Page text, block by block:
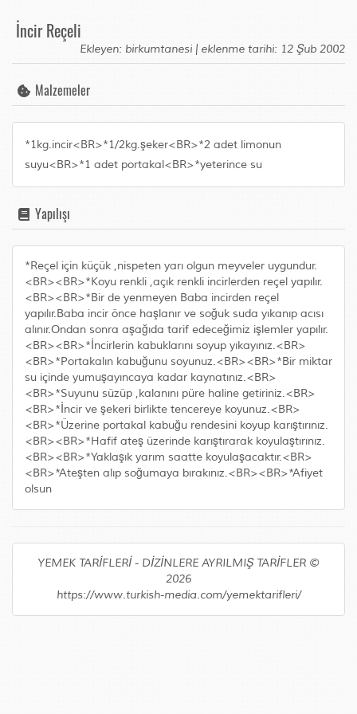
İncir Reçeli
Ekleyen: birkumtanesi | eklenme tarihi: 12 Şub 2002
Malzemeler
*1kg.incir<BR>*1/2kg.şeker<BR>*2 adet limonun
suyu<BR>*1 adet portakal<BR>*yeterince su
Yapılışı
*Reçel için küçük ,nispeten yarı olgun meyveler uygundur.
<BR><BR>*Koyu renkli ,açık renkli incirlerden reçel yapılır.
<BR><BR>*Bir de yenmeyen Baba incirden reçel
yapılır.Baba incir önce haşlanır ve soğuk suda yıkanıp acısı
alınır.Ondan sonra aşağıda tarif edeceğimiz işlemler yapılır.
<BR><BR>*İncirlerin kabuklarını soyup yıkayınız.<BR>
<BR>*Portakalın kabuğunu soyunuz.<BR><BR>*Bir miktar
su içinde yumuşayıncaya kadar kaynatınız.<BR>
<BR>*Suyunu süzüp ,kalanını püre haline getiriniz.<BR>
<BR>*İncir ve şekeri birlikte tencereye koyunuz.<BR>
<BR>*Üzerine portakal kabuğu rendesini koyup karıştırınız.
<BR><BR>*Hafif ateş üzerinde karıştırarak koyulaştırınız.
<BR><BR>*Yaklaşık yarım saatte koyulaşacaktır.<BR>
<BR>*Ateşten alıp soğumaya bırakınız.<BR><BR>*Afiyet
olsun
YEMEK TARİFLERİ - DİZİNLERE AYRILMIŞ TARİFLER ©
2026
https://www.turkish-media.com/yemektarifleri/